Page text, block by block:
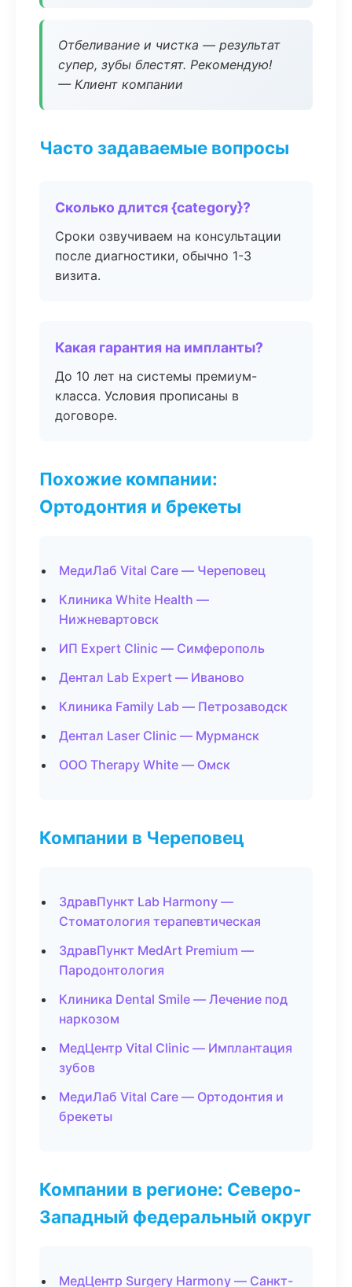
Отбеливание и чистка — результат
супер, зубы блестят. Рекомендую!
— Клиент компании
Часто задаваемые вопросы
Сколько длится {category}?
Сроки озвучиваем на консультации
после диагностики, обычно 1-3
визита.
Какая гарантия на импланты?
До 10 лет на системы премиум-
класса. Условия прописаны в
договоре.
Похожие компании:
Ортодонтия и брекеты
МедиЛаб Vital Care — Череповец
Клиника White Health —
Нижневартовск
ИП Expert Clinic — Симферополь
Дентал Lab Expert — Иваново
Клиника Family Lab — Петрозаводск
Дентал Laser Clinic — Мурманск
ООО Therapy White — Омск
Компании в Череповец
ЗдравПункт Lab Harmony —
Стоматология терапевтическая
ЗдравПункт MedArt Premium —
Пародонтология
Клиника Dental Smile — Лечение под
наркозом
МедЦентр Vital Clinic — Имплантация
зубов
МедиЛаб Vital Care — Ортодонтия и
брекеты
Компании в регионе: Северо-
Западный федеральный округ
МедЦентр Surgery Harmony — Санкт-